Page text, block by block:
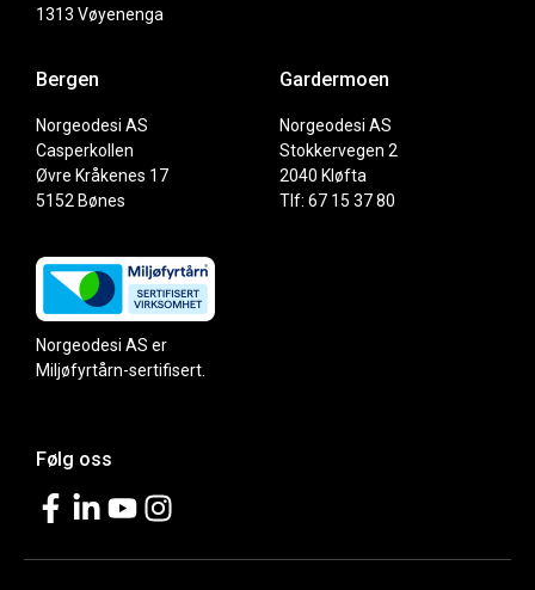
1313 Vøyenenga
Bergen
Norgeodesi AS
Casperkollen
Øvre Kråkenes 17
5152 Bønes
Gardermoen
Norgeodesi AS
Stokkervegen 2
2040 Kløfta
Tlf: 67 15 37 80
Norgeodesi AS er
Miljøfyrtårn-sertifisert.
Følg oss